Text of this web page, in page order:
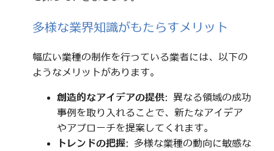
多様な業界知識がもたらすメリット
幅広い業種の制作を行っている業者には、以下の
ようなメリットがあります。
創造的なアイデアの提供: 異なる領域の成功
事例を取り入れることで、新たなアイデア
やアプローチを提案してくれます。
トレンドの把握: 多様な業種の動向に敏感な